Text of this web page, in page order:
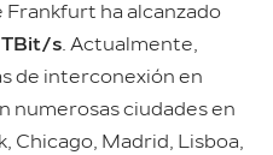
Frankfurt ha alcanzado
TBit/s. Actualmente,
de interconexión en
numerosas ciudades en
Chicago, Madrid, Lisboa,